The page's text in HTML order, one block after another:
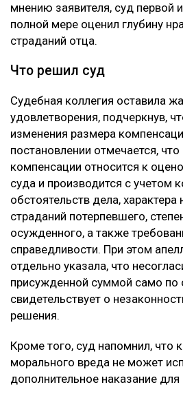
мнению заявителя, суд первой
полной мере оценил глубину
страданий отца.
Что решил суд
Судебная коллегия оставила
удовлетворения, подчеркнув,
изменения размера
постановлении отмечается,
компенсации относится к
суда и производится с учетом
обстоятельств дела, характера
страданий потерпевшего,
осужденного, а также
справедливости. При этом
отдельно указала, что
присужденной суммой само по
свидетельствует о
решения.
Кроме того, суд напомнил, что
морального вреда не может
дополнительное наказание для